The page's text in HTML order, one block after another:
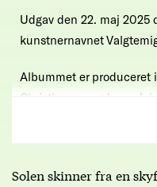
Udgav den 22. maj
kunstnernavnet
Albummet er produceret
Christiansen og Jonas
Solen skinner fra en